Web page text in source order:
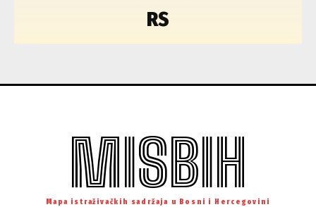
RS
MISBIH
Mapa istraživačkih sadržaja u Bosni i Hercegovini